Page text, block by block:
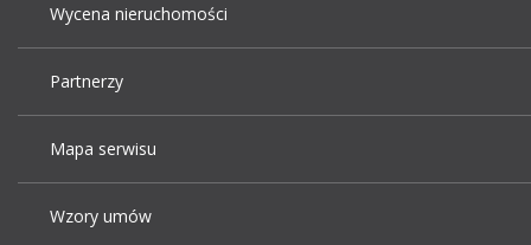
Wycena nieruchomości
Partnerzy
Mapa serwisu
Wzory umów